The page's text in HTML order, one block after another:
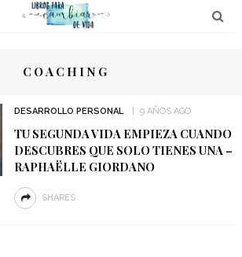
COACHING
DESARROLLO PERSONAL 9 AÑOS AGO
TU SEGUNDA VIDA EMPIEZA CUANDO
DESCUBRES QUE SOLO TIENES UNA –
RAPHAËLLE GIORDANO
SHARES